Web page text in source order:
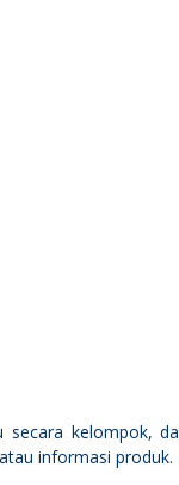
secara kelompok,
informasi produk.